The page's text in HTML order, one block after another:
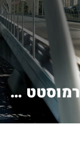
האם מומלץ להחליף בית טרמוסטט מפלסטיק ...